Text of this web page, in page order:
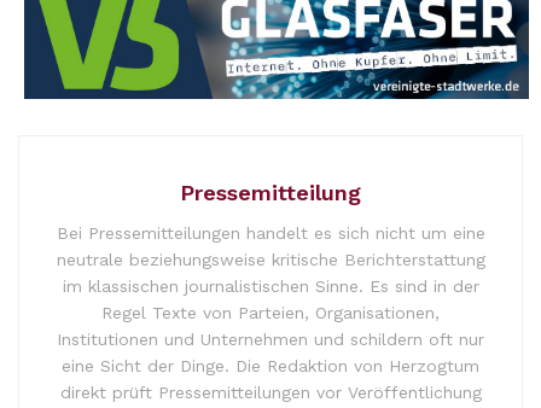
Pressemitteilung
Bei Pressemitteilungen handelt es sich nicht um eine
neutrale beziehungsweise kritische Berichterstattung
im klassischen journalistischen Sinne. Es sind in der
Regel Texte von Parteien, Organisationen,
Institutionen und Unternehmen und schildern oft nur
eine Sicht der Dinge. Die Redaktion von Herzogtum
direkt prüft Pressemitteilungen vor Veröffentlichung